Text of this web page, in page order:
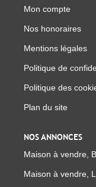
Mon compte
Nos honoraires
Mentions légales
Politique de
Politique des
Plan du site
NOS ANNONCES
Maison à vendre,
Maison à vendre,